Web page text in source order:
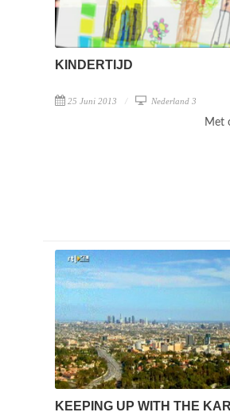
KINDERTIJD
25 Juni 2013 Nederland 3
Met
KEEPING UP WITH THE